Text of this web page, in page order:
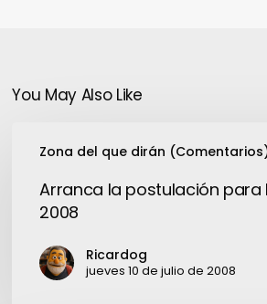
You May Also Like
Zona del que dirán
para
Sadosky
2008
Arranca la postulación para
2008
Ricardog
jueves 10 de julio de 2008